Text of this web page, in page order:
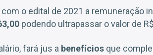
o edital de 2021 a remuneração
podendo ultrapassar o valor de
fará jus a benefícios que